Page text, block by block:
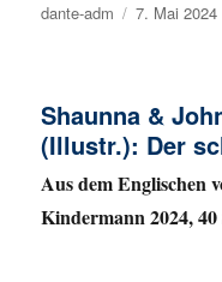
Autor
dante-adm 7. Mai 2024
Shaunna &
(Illustr.): Der
Aus dem Englischen
Kindermann 2024, 40